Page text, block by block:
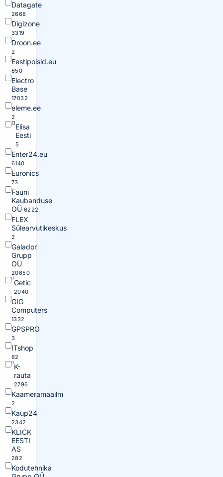
Datagate
2668
Digizone
3319
Droon.ee
2
Eestipoisid.eu
650
Electro
Base
17032
eleme.ee
2
Elisa
Eesti
5
Enter24.eu
6140
Euronics
73
Fauni
Kaubanduse
OÜ 6222
FLEX
Sülearvutikeskus
2
Galador
Grupp
OÜ
20650
Getic
2040
GIG
Computers
1332
GPSPRO
3
ITshop
82
K-
rauta
2796
Kaameramaailm
2
Kaup24
2342
KLICK
EESTI
AS
282
Kodutehnika